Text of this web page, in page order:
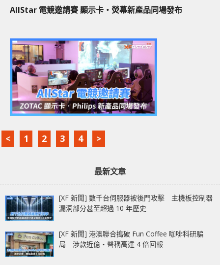
AllStar 電競邀請賽 顯示卡‧熒幕新產品同場發布
< 1 2 3 4 >
最新文章
[XF 新聞] 數千台伺服器被後門攻擊 主機板控制器
漏洞部分甚至超過 10 年歷史
[XF 新聞] 港澳聯合搗破 Fun Coffee 咖啡科研騙
局 涉款近億‧聲稱高達 4 倍回報